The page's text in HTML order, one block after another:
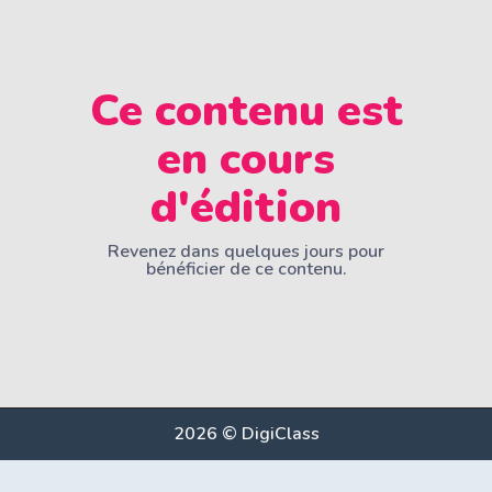
Ce contenu est
en cours
d'édition
Revenez dans quelques jours pour
bénéficier de ce contenu.
2026 © DigiClass